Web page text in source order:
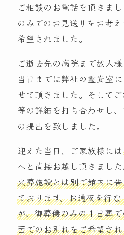
ご相談のお電話を頂きま
のみでのお見送りをお考
希望されました。
ご逝去先の病院まで故人様
当日までは弊社の霊安室
せて頂きました。そして
等の詳細を打ち合わせし
の提出を致しました。
迎えた当日、ご家族様には
へと直接お越し頂きまし
火葬施設とは別で館内に
ております。お通夜を行
が、御葬儀のみの１日葬
面でのお別れをご希望さ